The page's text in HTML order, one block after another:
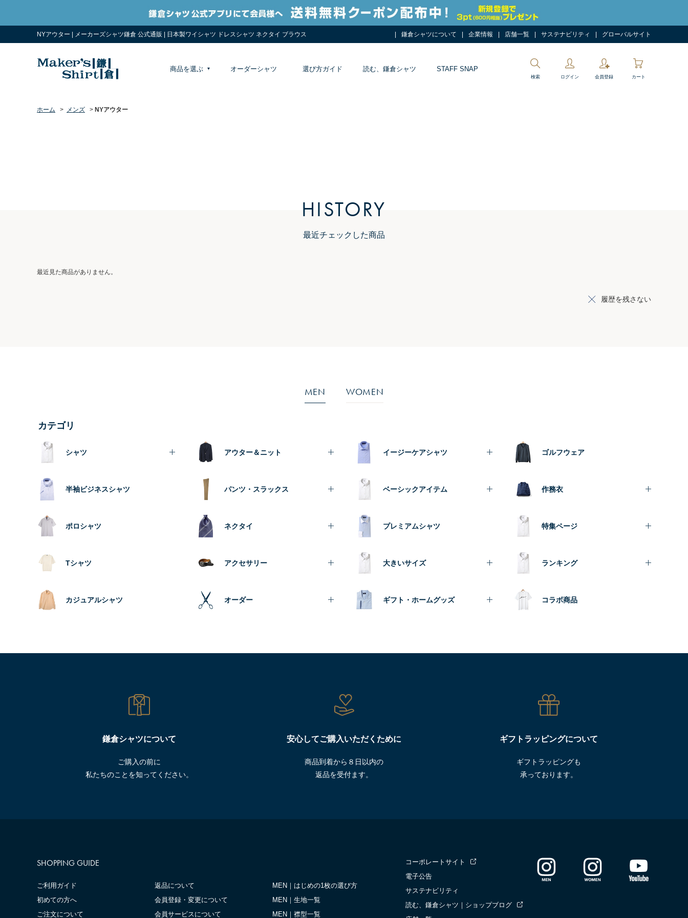
NYアウター | メーカーズシャツ鎌倉 公式通販 | 日本製ワイシャツ ドレスシャツ ネクタイ ブラウス 鎌倉シャツについて 企業情報 店舗一覧 サステナビリティ グローバルサイト
商品を選ぶ オーダーシャツ 選び方ガイド 読む、鎌倉シャツ STAFF SNAP
検索 ログイン 会員登録 カート
ホーム > メンズ > NYアウター
HISTORY
最近チェックした商品
最近見た商品がありません。
履歴を残さない
MEN WOMEN
カテゴリ
シャツ
半袖ビジネスシャツ
ポロシャツ
Tシャツ
カジュアルシャツ
アウター＆ニット
パンツ・スラックス
ネクタイ
アクセサリー
オーダー
イージーケアシャツ
ベーシックアイテム
プレミアムシャツ
大きいサイズ
ギフト・ホームグッズ
ゴルフウェア
作務衣
特集ページ
ランキング
コラボ商品
鎌倉シャツについて
ご購入の前に
私たちのことを知ってください。
安心してご購入いただくために
商品到着から８日以内の
返品を受付ます。
ギフトラッピングについて
ギフトラッピングも
承っております。
SHOPPING GUIDE
ご利用ガイド
初めての方へ
ご注文について
返品について
会員登録・変更について
会員サービスについて
MEN｜はじめの1枚の選び方
MEN｜生地一覧
MEN｜襟型一覧
コーポレートサイト
電子公告
サステナビリティ
読む、鎌倉シャツ｜ショップブログ